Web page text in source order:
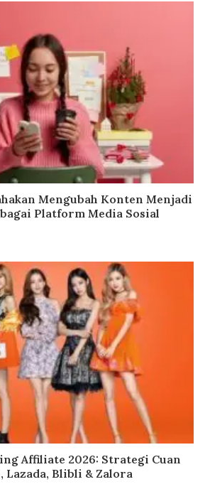
Mengubah Konten Menjadi
Platform Media Sosial
Affiliate 2026: Strategi Cuan
Lazada, Blibli & Zalora